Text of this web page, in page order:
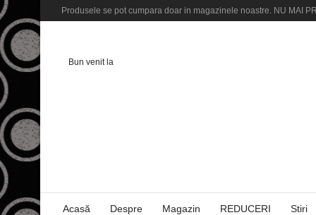
Produsele se pot cumpara doar in magazinele noastre. NU MAI
Bun venit la
Acasă Despre Magazin REDUCERI Stiri